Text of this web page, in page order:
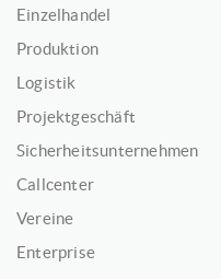
Einzelhandel
Produktion
Logistik
Projektgeschäft
Sicherheitsunternehmen
Callcenter
Vereine
Enterprise